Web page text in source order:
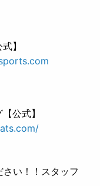
】
公式】
い！！スタッフ